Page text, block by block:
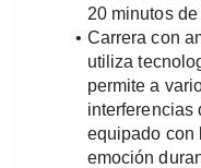
20 minutos
Carrera con
utiliza
permite a
interferencias
equipado con
emoción